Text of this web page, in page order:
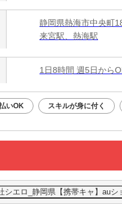
静岡県熱海市中央町
来宮駅、熱海駅
1日8時間 週5日から
いOK スキルが身に付く
シエロ_静岡県【携帯キャ】au